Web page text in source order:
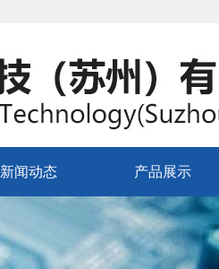
比格
新闻动态 产品展示